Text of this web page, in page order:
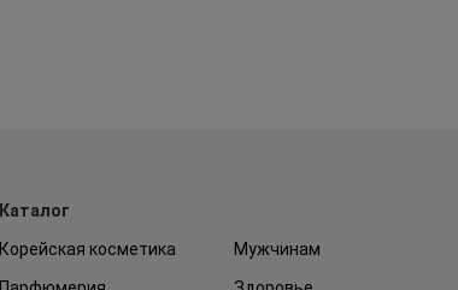
Каталог
Корейская косметика
Мужчинам